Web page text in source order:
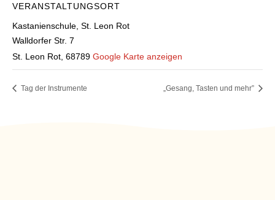
VERANSTALTUNGSORT
Kastanienschule, St. Leon Rot
Walldorfer Str. 7
St. Leon Rot 68789 Google Karte anzeigen
Tag der Instrumente „Gesang, Tasten und mehr”